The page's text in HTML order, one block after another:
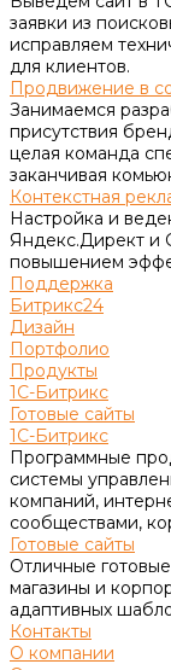
заявки из
исправляем
для клиентов.
Продвижение в
Занимаемся
присутствия
целая команда
заканчивая
Контекстная
Настройка и
Яндекс.Директ и
повышением
Поддержка
Битрикс24
Дизайн
Портфолио
Продукты
1С-Битрикс
Готовые сайты
1С-Битрикс
Программные
системы
компаний,
сообществами,
Готовые сайты
Отличные
магазины и
адаптивных
Контакты
О компании